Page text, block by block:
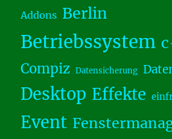
Addons Berlin
Betriebssystem
Compiz Datensicherung
Desktop Effekte
Event